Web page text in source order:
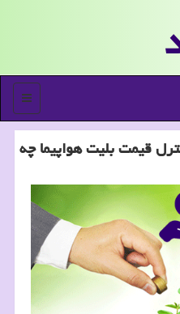
منو
قیمت بلیت هواپیما چه